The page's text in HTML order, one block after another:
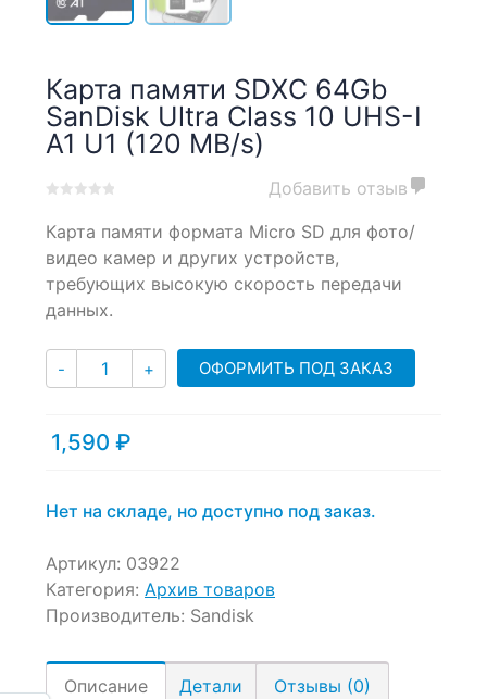
Карта памяти SDXC 64Gb
SanDisk Ultra Class 10 UHS-I
A1 U1 (120 MB/s)
out
based
on
customer
Добавить отзыв
Карта памяти формата Micro SD для фото/
видео камер и других устройств,
требующих высокую скорость передачи
данных.
- Количество
+ ОФОРМИТЬ ПОД ЗАКАЗ
1,590 ₽
Нет на складе, но доступно под заказ.
Артикул: 03922
Категория: Архив товаров
Производитель: Sandisk
Описание Детали Отзывы (0)